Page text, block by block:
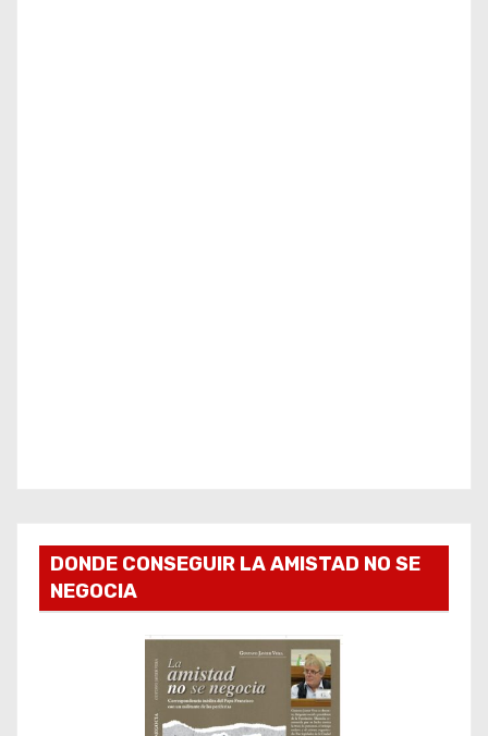
DONDE CONSEGUIR LA AMISTAD NO SE
NEGOCIA